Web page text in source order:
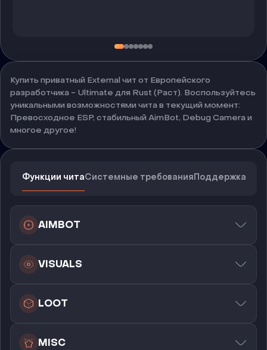
Купить приватный External чит от Европейского
разработчика - Ultimate для Rust (Раст). Воспользуйтесь
уникальными возможностями чита в текущий момент:
Превосходное ESP, стабильный AimBot, Debug Camera и
многое другое!
Функции читаСистемные требованияПоддержка
AIMBOT
VISUALS
LOOT
MISC